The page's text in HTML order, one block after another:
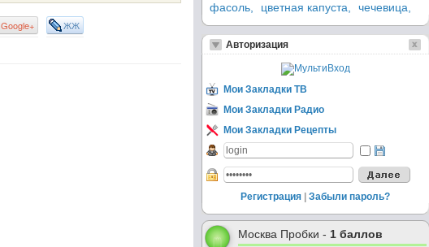
Google+ ЖЖ
фасоль,
цветная капуста, чечевица,
Авторизация
Мои Закладки ТВ
Мои Закладки Радио
Мои Закладки Рецепты
Регистрация Забыли пароль?
Москва Пробки - 1 баллов